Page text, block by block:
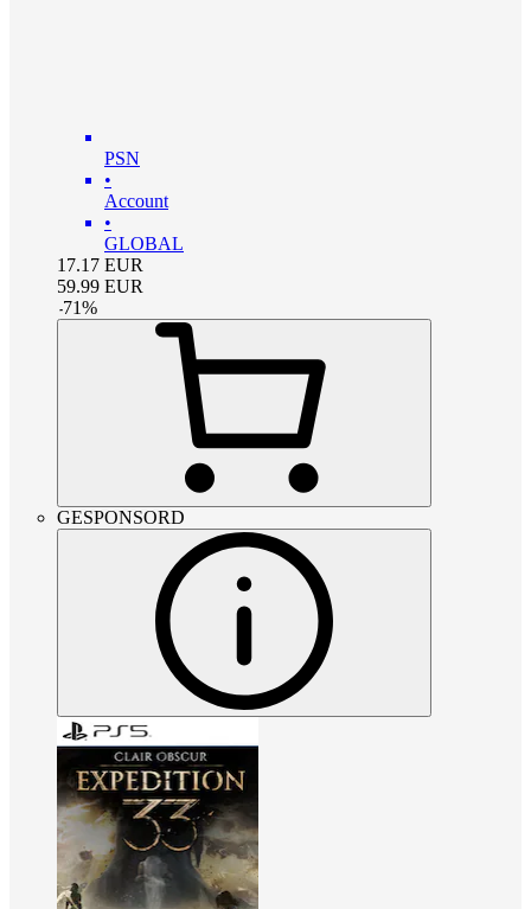
PSN
•
Account
•
GLOBAL
17.17 EUR
59.99 EUR
-71%
GESPONSORD